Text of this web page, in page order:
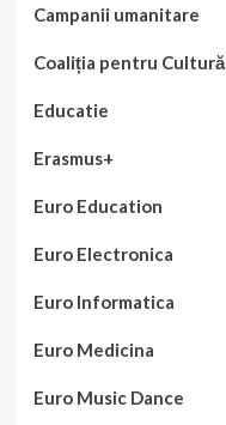
Campanii umanitare
Coaliția pentru Cultură
Educatie
Erasmus+
Euro Education
Euro Electronica
Euro Informatica
Euro Medicina
Euro Music Dance